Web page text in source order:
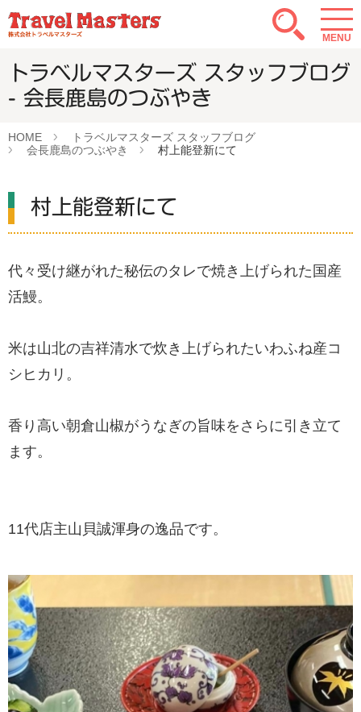
MENU
トラベルマスターズ スタッフブログ
- 会長鹿島のつぶやき
HOME
トラベルマスターズ スタッフブログ
会長鹿島のつぶやき
村上能登新にて
村上能登新にて
代々受け継がれた秘伝のタレで焼き上げられた国産
活鰻。
米は山北の吉祥清水で炊き上げられたいわふね産コ
シヒカリ。
香り高い朝倉山椒がうなぎの旨味をさらに引き立て
ます。
11代店主山貝誠渾身の逸品です。